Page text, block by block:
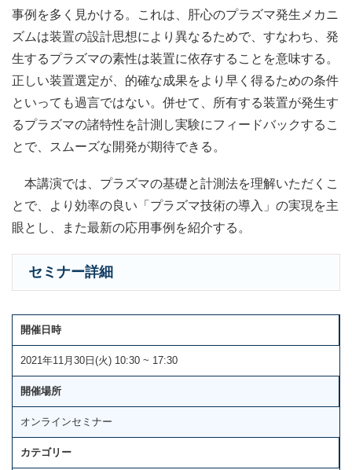
事例を多く見かける。これは、肝心のプラズマ発生メカニ
ズムは装置の設計思想により異なるためで、すなわち、発
生するプラズマの素性は装置に依存することを意味する。
正しい装置選定が、的確な成果をより早く得るための条件
といっても過言ではない。併せて、所有する装置が発生す
るプラズマの諸特性を計測し実験にフィードバックするこ
とで、スムーズな開発が期待できる。
本講演では、プラズマの基礎と計測法を理解いただくこ
とで、より効率の良い「プラズマ技術の導入」の実現を主
眼とし、また最新の応用事例を紹介する。
セミナー詳細
開催日時
2021年11月30日(火) 10:30 ~ 17:30
開催場所
オンラインセミナー
カテゴリー